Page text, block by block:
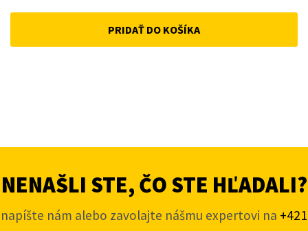
PRIDAŤ DO KOŠÍKA
NENAŠLI STE, ČO STE HĽADALI?
napíšte nám alebo zavolajte nášmu expertovi na +421